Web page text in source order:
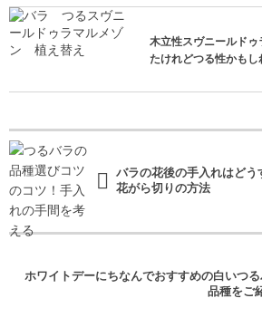
木立性スヴニールド
たけれどつる性かも
バラの花後の手入れはどう
花がら切りの方法
ホワイトデーにちなんでおすすめの白いつ
品種をご